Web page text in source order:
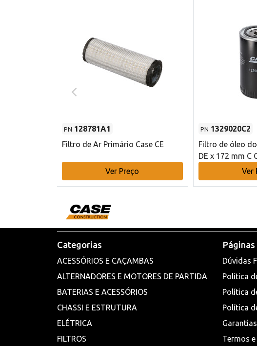
PN 128781A1
Filtro de Ar Primário Case CE
Ver Preço
PN 1329020C2
Filtro de óleo
DE x 172 mm C
Ver
Categorias
ACESSÓRIOS E CAÇAMBAS
ALTERNADORES E MOTORES DE PARTIDA
BATERIAS E ACESSÓRIOS
CHASSI E ESTRUTURA
ELÉTRICA
FILTROS
Dúvidas
Política
Política
Política
Garantias
Termos